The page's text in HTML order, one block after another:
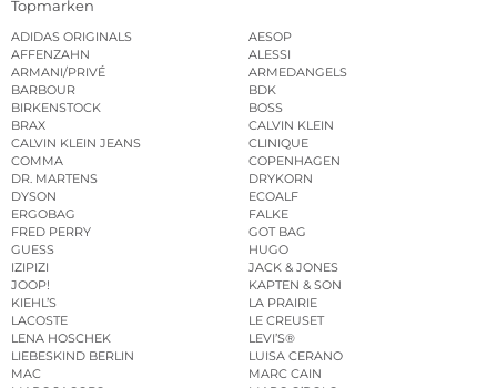
Topmarken
ADIDAS ORIGINALS
AESOP
AFFENZAHN
ALESSI
ARMANI/PRIVÉ
ARMEDANGELS
BARBOUR
BDK
BIRKENSTOCK
BOSS
BRAX
CALVIN KLEIN
CALVIN KLEIN JEANS
CLINIQUE
COMMA
COPENHAGEN
DR. MARTENS
DRYKORN
DYSON
ECOALF
ERGOBAG
FALKE
FRED PERRY
GOT BAG
GUESS
HUGO
IZIPIZI
JACK & JONES
JOOP!
KAPTEN & SON
KIEHL’S
LA PRAIRIE
LACOSTE
LE CREUSET
LENA HOSCHEK
LEVI’S®
LIEBESKIND BERLIN
LUISA CERANO
MAC
MARC CAIN